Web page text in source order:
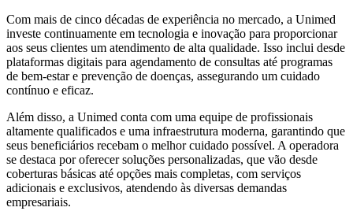
Com mais de cinco décadas de experiência no mercado, a Unimed
investe continuamente em tecnologia e inovação para proporcionar
aos seus clientes um atendimento de alta qualidade. Isso inclui desde
plataformas digitais para agendamento de consultas até programas
de bem-estar e prevenção de doenças, assegurando um cuidado
contínuo e eficaz.
Além disso, a Unimed conta com uma equipe de profissionais
altamente qualificados e uma infraestrutura moderna, garantindo que
seus beneficiários recebam o melhor cuidado possível. A operadora
se destaca por oferecer soluções personalizadas, que vão desde
coberturas básicas até opções mais completas, com serviços
adicionais e exclusivos, atendendo às diversas demandas
empresariais.